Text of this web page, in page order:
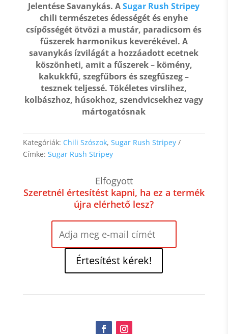
Jelentése Savanykás. ASugar Rush Stripey
chili természetes édességét és enyhe
csípősségét ötvözi a mustár, paradicsom és
fűszerek harmonikus keverékével. A
savanykás ízvilágáta hozzáadott ecetnek
köszönheti, amit a fűszerek – kömény,
kakukkfű, szegfűbors és szegfűszeg –
tesznek teljessé. Tökéletes virslihez,
kolbászhoz, húsokhoz, szendvicsekhez vagy
mártogatósnak
Kategóriák: Chili Szószok, Sugar Rush Stripey
Címke: Sugar Rush Stripey
Elfogyott
Szeretnél értesítést kapni, ha ez a termék
újra elérhető lesz?
Értesítést kérek!